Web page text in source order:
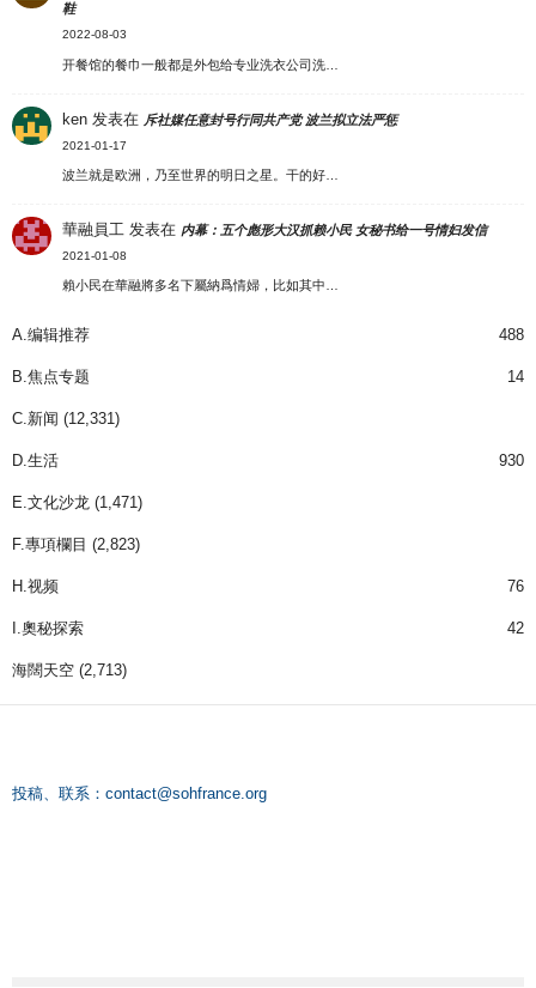
鞋
2022-08-03
开餐馆的餐巾一般都是外包给专业洗衣公司洗…
ken 发表在 斥社媒任意封号行同共产党 波兰拟立法严惩
2021-01-17
波兰就是欧洲，乃至世界的明日之星。干的好…
華融員工 发表在 内幕：五个彪形大汉抓赖小民 女秘书给一号情妇发信
2021-01-08
賴小民在華融將多名下屬納爲情婦，比如其中…
A.编辑推荐 488
B.焦点专题 14
C.新闻 (12,331)
D.生活 930
E.文化沙龙 (1,471)
F.專項欄目 (2,823)
H.视频 76
I.奧秘探索 42
海闊天空 (2,713)
投稿、联系： contact@sohfrance.org